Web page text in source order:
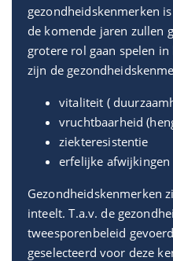
gezondheidskenmerken
de komende jaren zullen
grotere rol gaan spelen
zijn de
vitaliteit (
vruchtbaarheid
ziekteresistentie
erfelijke afwijkingen
Gezondheidskenmerken
inteelt. T.a.v. de
tweesporenbeleid
geselecteerd voor deze